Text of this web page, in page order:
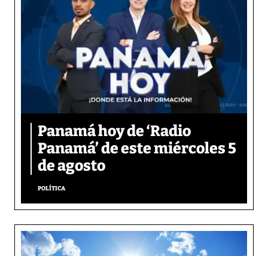
Panamá hoy de ‘Radio
Panamá’ de este miércoles 5
de agosto
POLÍTICA